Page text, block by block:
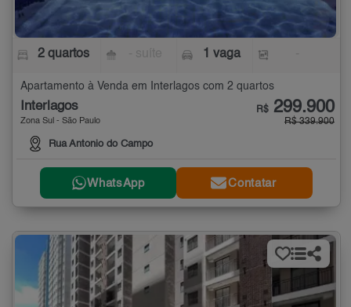
2 quartos 1 vaga
Apartamento à Venda em Interlagos com 2 quartos
Interlagos
Zona Sul - São Paulo
Rua Antonio do Campo
R$ 299.900
R$ 339.900
WhatsApp Contatar